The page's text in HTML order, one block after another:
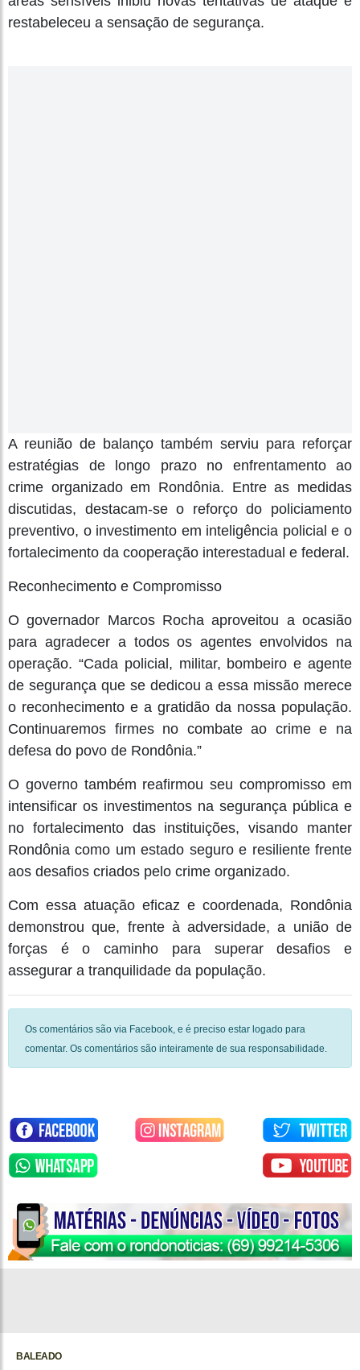
restabeleceu a sensação de segurança.
A reunião de balanço também serviu para reforçar
estratégias de longo prazo no enfrentamento ao
crime organizado em Rondônia. Entre as medidas
discutidas, destacam-se o reforço do policiamento
preventivo, o investimento em inteligência policial e o
fortalecimento da cooperação interestadual e federal.
Reconhecimento e Compromisso
O governador Marcos Rocha aproveitou a ocasião
para agradecer a todos os agentes envolvidos na
operação. “Cada policial, militar, bombeiro e agente
de segurança que se dedicou a essa missão merece
o reconhecimento e a gratidão da nossa população.
Continuaremos firmes no combate ao crime e na
defesa do povo de Rondônia.”
O governo também reafirmou seu compromisso em
intensificar os investimentos na segurança pública e
no fortalecimento das instituições, visando manter
Rondônia como um estado seguro e resiliente frente
aos desafios criados pelo crime organizado.
Com essa atuação eficaz e coordenada, Rondônia
demonstrou que, frente à adversidade, a união de
forças é o caminho para superar desafios e
assegurar a tranquilidade da população.
Os comentários são via Facebook, e é preciso estar logado para
comentar. Os comentários são inteiramente de sua responsabilidade.
BALEADO